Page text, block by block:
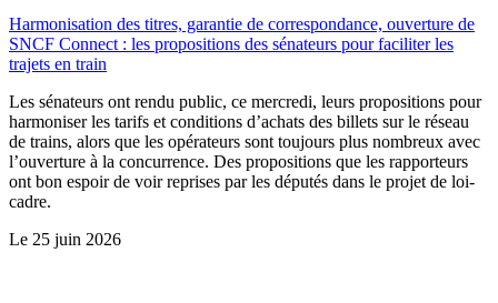
Harmonisation des titres, garantie de correspondance, ouverture de
SNCF Connect : les propositions des sénateurs pour faciliter les
trajets en train
Les sénateurs ont rendu public, ce mercredi, leurs propositions pour
harmoniser les tarifs et conditions d’achats des billets sur le réseau
de trains, alors que les opérateurs sont toujours plus nombreux avec
l’ouverture à la concurrence. Des propositions que les rapporteurs
ont bon espoir de voir reprises par les députés dans le projet de loi-
cadre.
Le 25 juin 2026